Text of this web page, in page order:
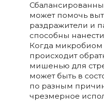
может помочь
раздражители и
способны
Когда микробиом
происходит
мишенью для
может быть в
по разным
чрезмерное